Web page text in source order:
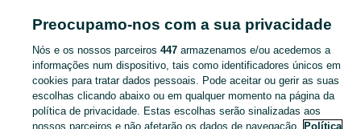
Descubra os anúncios classificados gratuitos em Entradas no OLX Portugal. Desde empregos a serviços e produtos, encontre tudo o que precisa localmente. Mostrar
Preocupamo-nos com a sua privacidade
Nós e os nossos parceiros 447armazenamos e/ou acedemos a
informações num dispositivo, tais como identificadores únicos em
cookies para tratar dados pessoais. Pode aceitar ou gerir as suas
escolhas clicando abaixo ou em qualquer momento na página da
política de privacidade. Estas escolhas serão sinalizadas aos
nossos parceiros e não afetarão os dados de navegação. Política